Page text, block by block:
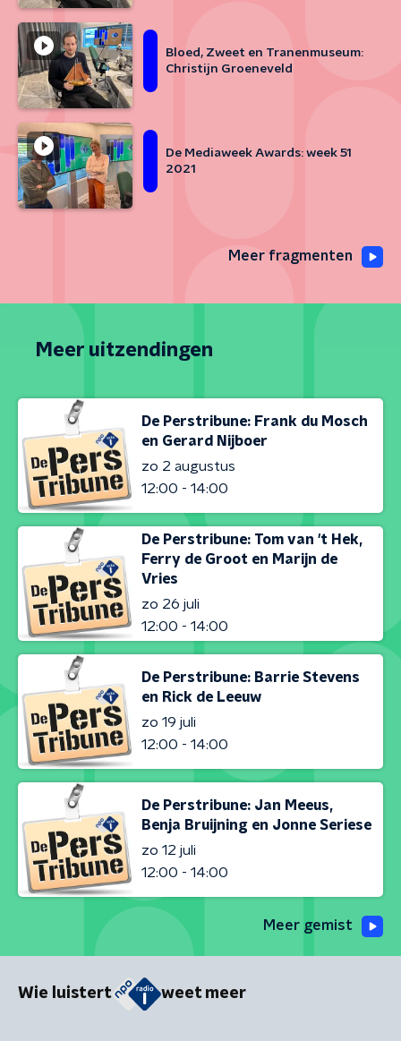
Bloed, Zweet en Tranenmuseum:
Christijn Groeneveld
De Mediaweek Awards: week 51
2021
Meer fragmenten
Meer uitzendingen
De Perstribune: Frank du Mosch
en Gerard Nijboer
zo 2 augustus
12:00 - 14:00
De Perstribune: Tom van 't Hek,
Ferry de Groot en Marijn de
Vries
zo 26 juli
12:00 - 14:00
De Perstribune: Barrie Stevens
en Rick de Leeuw
zo 19 juli
12:00 - 14:00
De Perstribune: Jan Meeus,
Benja Bruijning en Jonne Seriese
zo 12 juli
12:00 - 14:00
Meer gemist
Wie luistert weet meer